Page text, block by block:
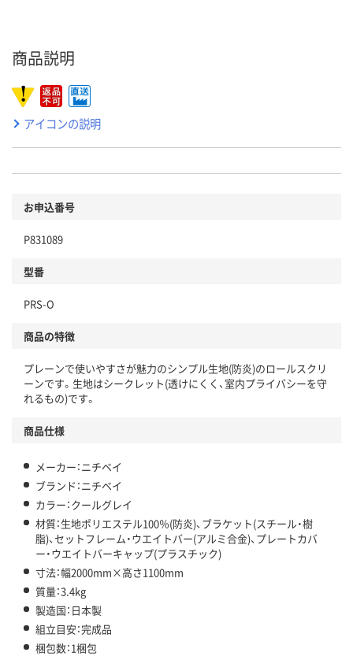
商品説明
アイコンの説明
お申込番号
P831089
型番
PRS-O
商品の特徴
プレーンで使いやすさが魅力のシンプル生地(防炎)のロールスクリ
ーンです。生地はシークレット(透けにくく、室内プライバシーを守
れるもの)です。
商品仕様
メーカー：ニチベイ
ブランド：ニチベイ
カラー：クールグレイ
材質：生地ポリエステル100％(防炎)、ブラケット(スチール・樹
脂)、セットフレーム・ウエイトバー(アルミ合金)、プレートカバ
ー・ウエイトバーキャップ(プラスチック)
寸法：幅2000mm×高さ1100mm
質量：3.4kg
製造国：日本製
組立目安：完成品
梱包数：1梱包